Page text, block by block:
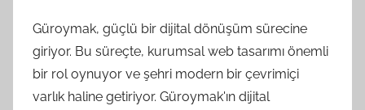
Güroymak, güçlü bir dijital dönüşüm sürecine
giriyor. Bu süreçte, kurumsal web tasarımı önemli
bir rol oynuyor ve şehri modern bir çevrimiçi
varlık haline getiriyor. Güroymak'ın dijital